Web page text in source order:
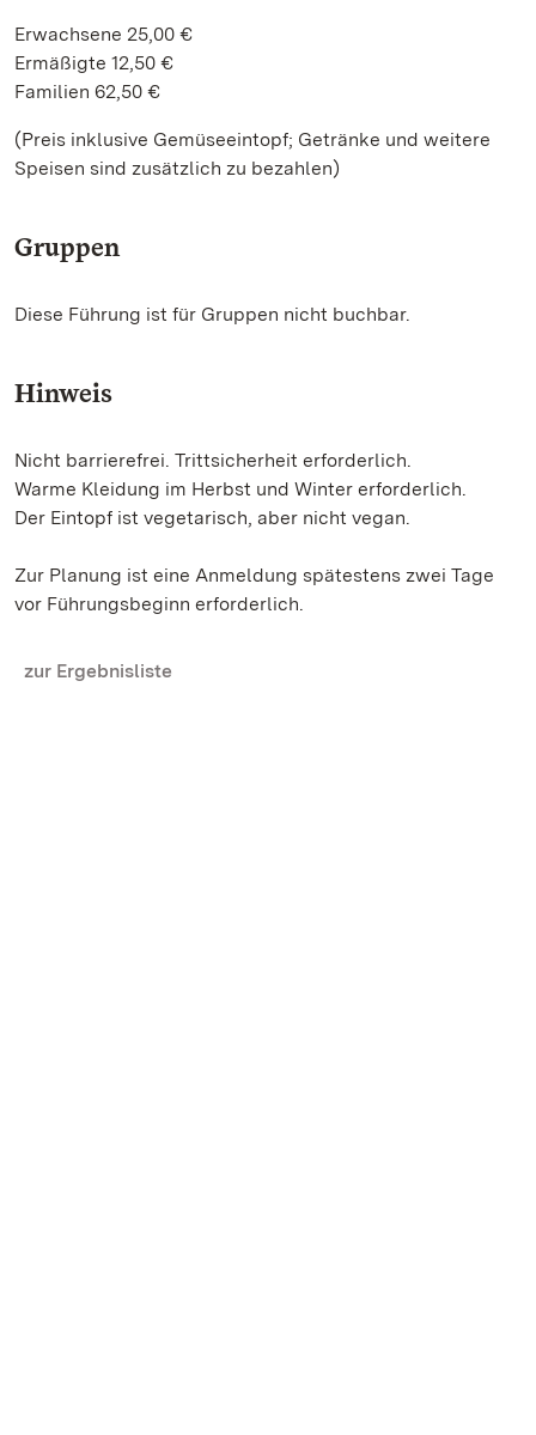
Erwachsene 25,00 €
Ermäßigte 12,50 €
Familien 62,50 €
(Preis inklusive Gemüseeintopf; Getränke und weitere
Speisen sind zusätzlich zu bezahlen)
Gruppen
Diese Führung ist für Gruppen nicht buchbar.
Hinweis
Nicht barrierefrei. Trittsicherheit erforderlich.
Warme Kleidung im Herbst und Winter erforderlich.
Der Eintopf ist vegetarisch, aber nicht vegan.
Zur Planung ist eine Anmeldung spätestens zwei Tage
vor Führungsbeginn erforderlich.
zur Ergebnisliste